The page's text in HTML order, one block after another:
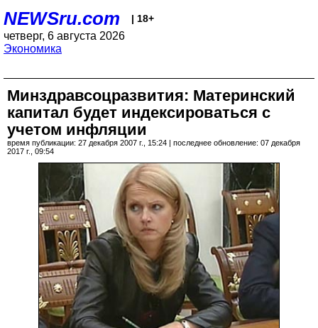
NEWSru.com | 18+
четверг, 6 августа 2026
Экономика
Минздравсоцразвития: Материнский
капитал будет индексироваться с
учетом инфляции
время публикации: 27 декабря 2007 г., 15:24 | последнее обновление: 07 декабря
2017 г., 09:54